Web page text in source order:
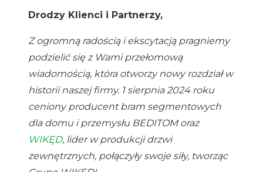
Drodzy Klienci i Partnerzy,
Z ogromną radością i ekscytacją pragniemy
podzielić się z Wami przełomową
wiadomością, która otworzy nowy rozdział w
historii naszej firmy. 1 sierpnia 2024 roku
ceniony producent bram segmentowych
dla domu i przemysłu BEDITOM oraz
WIKĘD, lider w produkcji drzwi
zewnętrznych, połączyły swoje siły, tworząc